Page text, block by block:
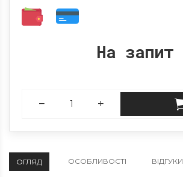
На запит
ОГЛЯД ОСОБЛИВОСТІ ВІДГУКИ